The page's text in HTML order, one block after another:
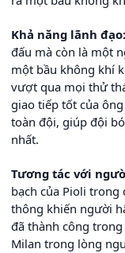
Khả năng lãnh đạo:
đấu mà còn là một
một bầu không khí
vượt qua mọi thử
giao tiếp tốt của
toàn đội, giúp đội
nhất.
Tương tác với
bạch của Pioli trong
thông khiến người
đã thành công
Milan trong lòng